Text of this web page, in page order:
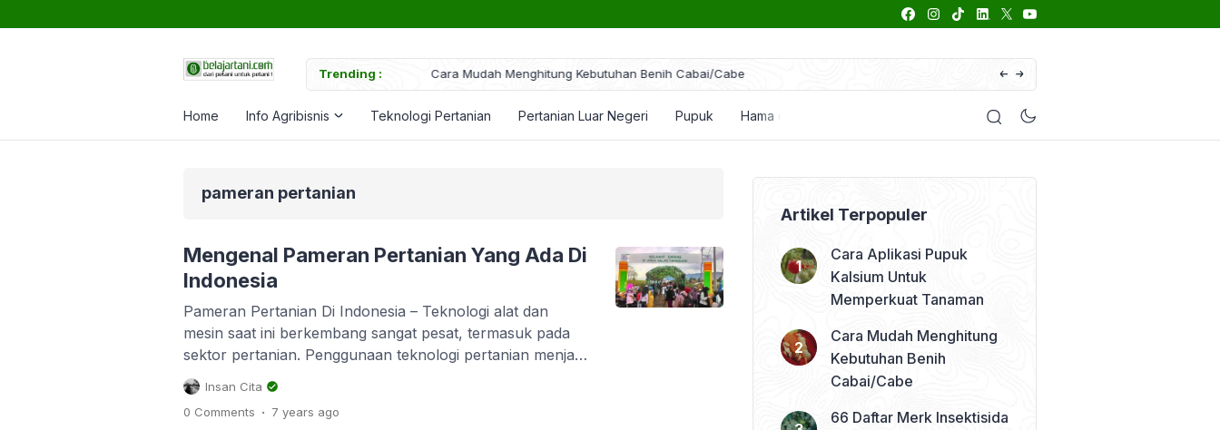
Trending : Cara Mudah Menghitung Kebutuhan Benih Cabai/Cabe 66 Daftar Merk Insektisida Abamektin
Home Info Agribisnis Teknologi Pertanian Pertanian Luar Negeri Pupuk Hama dan Penyakit Manfaat Tanaman
pameran pertanian
Mengenal Pameran Pertanian Yang Ada Di
Indonesia
Pameran Pertanian Di Indonesia – Teknologi alat dan
mesin saat ini berkembang sangat pesat, termasuk pada
sektor pertanian. Penggunaan teknologi pertanian menjadi
sesuatu yang wajib jika anda tidak ingin ketinggalan
dengan negara lain. Percaya atau tidak, petani di berbagai
negara kini tengah berlomba-lomba meningkatkan
Insan Cita
0 Comments . 7 years ago
Artikel Terpopuler
Cara Aplikasi Pupuk
Kalsium Untuk
Memperkuat Tanaman
Cara Mudah Menghitung
Kebutuhan Benih
Cabai/Cabe
66 Daftar Merk Insektisida